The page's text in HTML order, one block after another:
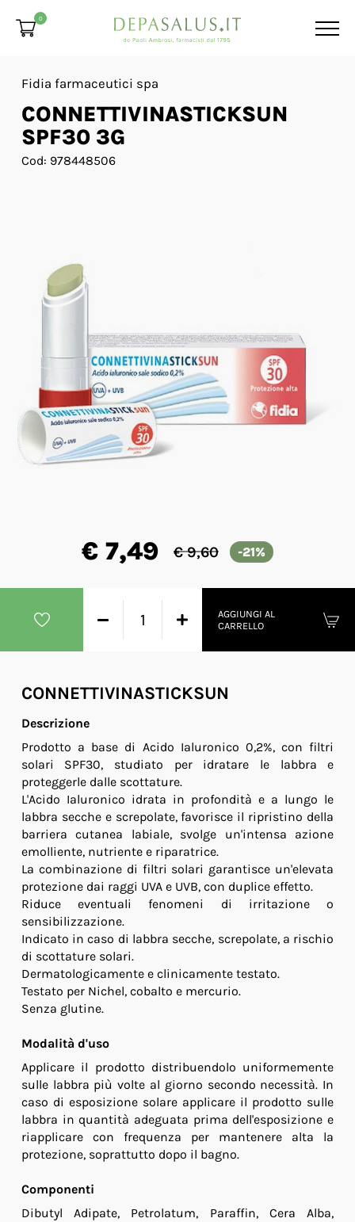
0
Fidia farmaceutici spa
CONNETTIVINASTICKSUN
SPF30 3G
Cod: 978448506
€ 7,49 € 9,60 -21%
AGGIUNGI AL
CARRELLO
CONNETTIVINASTICKSUN
Descrizione
Prodotto a base di Acido Ialuronico 0,2%, con filtri
solari SPF30, studiato per idratare le labbra e
proteggerle dalle scottature.
L'Acido Ialuronico idrata in profondità e a lungo le
labbra secche e screpolate, favorisce il ripristino della
barriera cutanea labiale, svolge un'intensa azione
emolliente, nutriente e riparatrice.
La combinazione di filtri solari garantisce un'elevata
protezione dai raggi UVA e UVB, con duplice effetto.
Riduce eventuali fenomeni di irritazione o
sensibilizzazione.
Indicato in caso di labbra secche, screpolate, a rischio
di scottature solari.
Dermatologicamente e clinicamente testato.
Testato per Nichel, cobalto e mercurio.
Senza glutine.
Modalità d'uso
Applicare il prodotto distribuendolo uniformemente
sulle labbra più volte al giorno secondo necessità. In
caso di esposizione solare applicare il prodotto sulle
labbra in quantità adeguata prima dell'esposizione e
riapplicare con frequenza per mantenere alta la
protezione, soprattutto dopo il bagno.
Componenti
Dibutyl Adipate, Petrolatum, Paraffin, Cera Alba,